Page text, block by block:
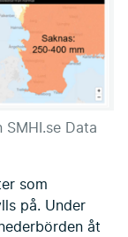
Data
som
på. Under
åt